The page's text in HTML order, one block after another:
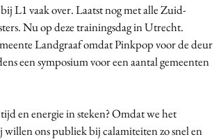
L1 vaak over. Laatst nog met alle Zuid-
Nu op deze trainingsdag in Utrecht.
Landgraaf omdat Pinkpop voor de deur
een symposium voor een aantal gemeenten
en energie in steken? Omdat we het
ons publiek bij calamiteiten zo snel en